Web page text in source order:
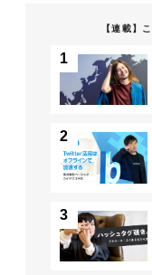
【連載】
1
2
3